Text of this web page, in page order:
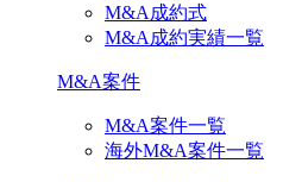
M&A成約式
M&A成約実績一覧
M&A案件
M&A案件一覧
海外M&A案件一覧